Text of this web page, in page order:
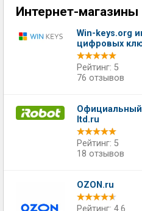
Интернет-магазины
Win-keys.org
цифровых
Рейтинг: 5
76 отзывов
ltd.ru
Рейтинг: 5
18 отзывов
OZON.ru
Рейтинг: 4.6